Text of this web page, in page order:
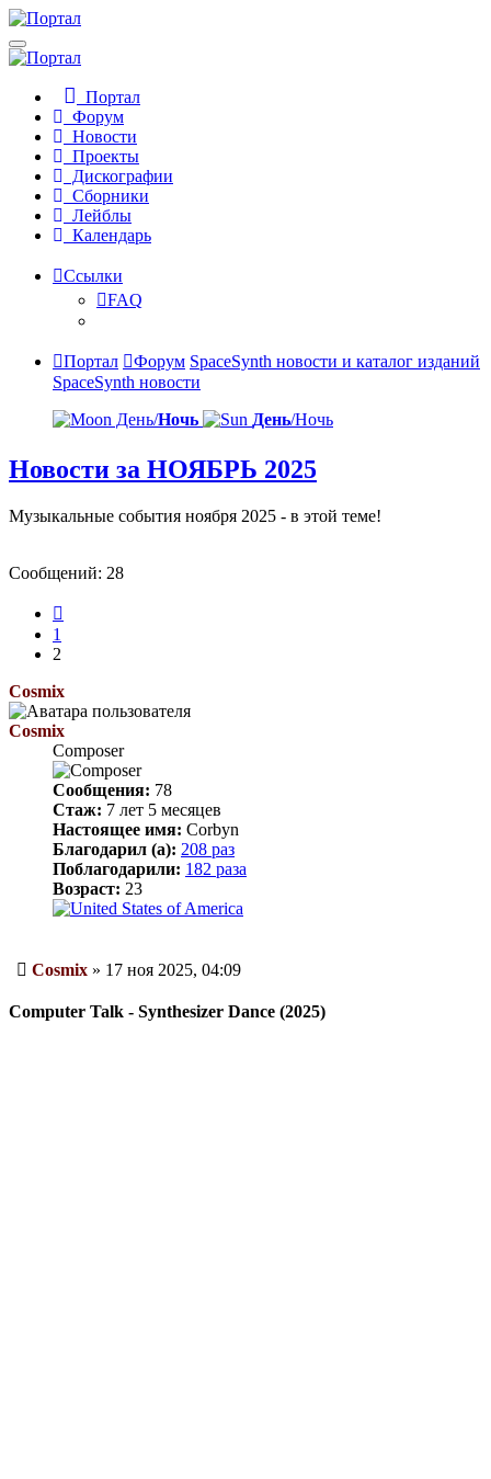
Портал
Форум
Новости
Проекты
Дискографии
Сборники
Лейблы
Календарь
Ссылки
FAQ
Портал Форум SpaceSynth новости и каталог изданий
SpaceSynth новости
День/Ночь День/Ночь
Новости за НОЯБРЬ 2025
Музыкальные события ноября 2025 - в этой теме!
Сообщений: 28
1
2
Cosmix
Cosmix
Composer
Сообщения: 78
Стаж: 7 лет 5 месяцев
Настоящее имя: Corbyn
Благодарил (а): 208 раз
Поблагодарили: 182 раза
Возраст: 23
Сообщение
Cosmix » 17 ноя 2025, 04:09
Computer Talk - Synthesizer Dance (2025)